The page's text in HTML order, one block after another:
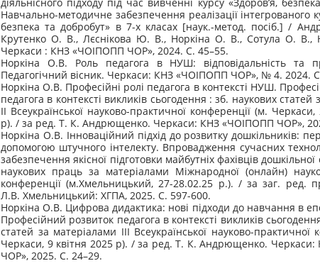
Навчально-методичне забезпечення реалізації інтегрованого
безпека та добробут» в 7-х класах [наук.-метод. посіб.] /
Крутенко О. В., Лєснікова Ю. В., Норкіна О. В., Сотула О.
Черкаси : КНЗ «ЧОІПОПП ЧОР», 2024. С. 45–55.
Норкіна О.В. Роль педагога в НУШ: відповідальність та
Педагогічний вісник. Черкаси: КНЗ «ЧОІПОПП ЧОР», № 4. 2024.
Норкіна О.В. Професійні ролі педагога в контексті НУШ.
педагога в контексті викликів сьогодення : зб. наукових статей
ІІ Всеукраїнської науково-практичної конференції (м.
р). / за ред. Т. К. Андрющенко. Черкаси: КНЗ «ЧОІПОПП ЧОР»,
Норкіна О.В. Інноваційний підхід до розвитку дошкільників:
допомогою штучного інтелекту. Впровадження сучасних
забезпечення якісної підготовки майбутніх фахівців дошкільної
наукових праць за матеріалами Міжнародної (онлайн)
конференції (м.Хмельницький, 27-28.02.25 р.). / за заг. ред.
Л.В. Хмельницький: ХГПА, 2025. С. 597-600.
Норкіна О.В. Цифрова дидактика: нові підходи до навчання в
Професійний розвиток педагога в контексті викликів
статей за матеріалами ІІІ Всеукраїнської науково-практичної
Черкаси, 9 квітня 2025 р). / за ред. Т. К. Андрющенко.
ЧОР», 2025. С. 24–29.